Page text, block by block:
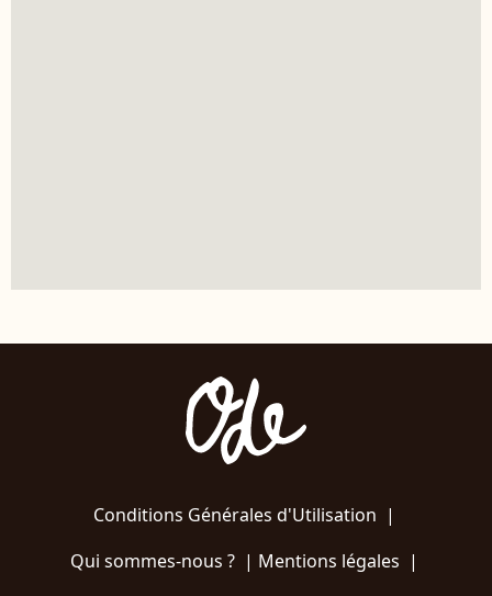
Conditions Générales d'Utilisation |
Qui sommes-nous ?| Mentions légales |